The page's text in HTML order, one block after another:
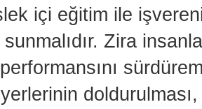
içi eğitim ile
sunmalıdır. Zira